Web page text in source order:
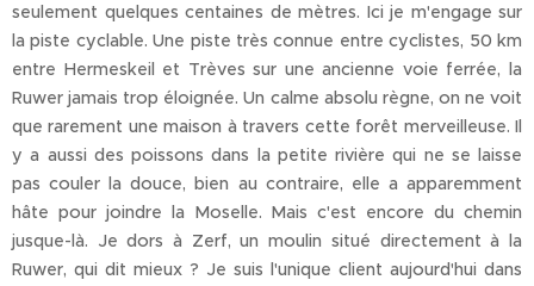
seulement quelques centaines de mètres. Ici je m'engage sur
la piste cyclable. Une piste très connue entre cyclistes, 50 km
entre Hermeskeil et Trèves sur une ancienne voie ferrée, la
Ruwer jamais trop éloignée. Un calme absolu règne, on ne voit
que rarement une maison à travers cette forêt merveilleuse. Il
y a aussi des poissons dans la petite rivière qui ne se laisse
pas couler la douce, bien au contraire, elle a apparemment
hâte pour joindre la Moselle. Mais c'est encore du chemin
jusque-là. Je dors à Zerf, un moulin situé directement à la
Ruwer, qui dit mieux ? Je suis l'unique client aujourd'hui dans